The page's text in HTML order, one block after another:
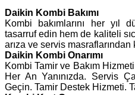
Daikin Kombi Bakımı
Kombi bakımlarını her yıl
tasarruf edin hem de kaliteli
arıza ve servis masraflarından
Daikin Kombi Onarımı
Kombi Tamir ve Bakım
Her An Yanınızda. Servis
Geçin. Tamir Destek Hizmeti.